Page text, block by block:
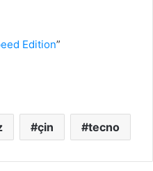
Edition”
çin tecno